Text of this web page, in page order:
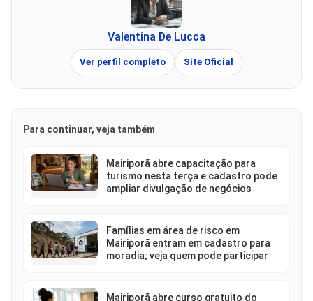
Valentina De Lucca
Ver perfil completo Site Oficial
Para continuar, veja também
Mairiporã abre capacitação para
turismo nesta terça e cadastro pode
ampliar divulgação de negócios
Famílias em área de risco em
Mairiporã entram em cadastro para
moradia; veja quem pode participar
Mairiporã abre curso gratuito do